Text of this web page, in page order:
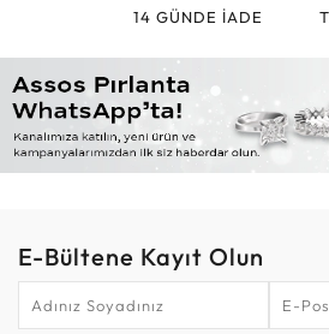
14 GÜNDE İADE
E-Bültene Kayıt Olun